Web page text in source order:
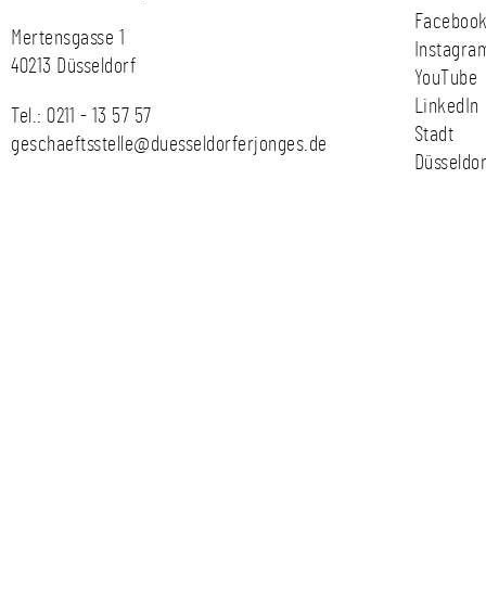
Mertensgasse 1
40213 Düsseldorf
Tel.: 0211 - 13 57 57
geschaeftsstelle@duesseldorferjonges.de
YouTube
LinkedIn
Stadt